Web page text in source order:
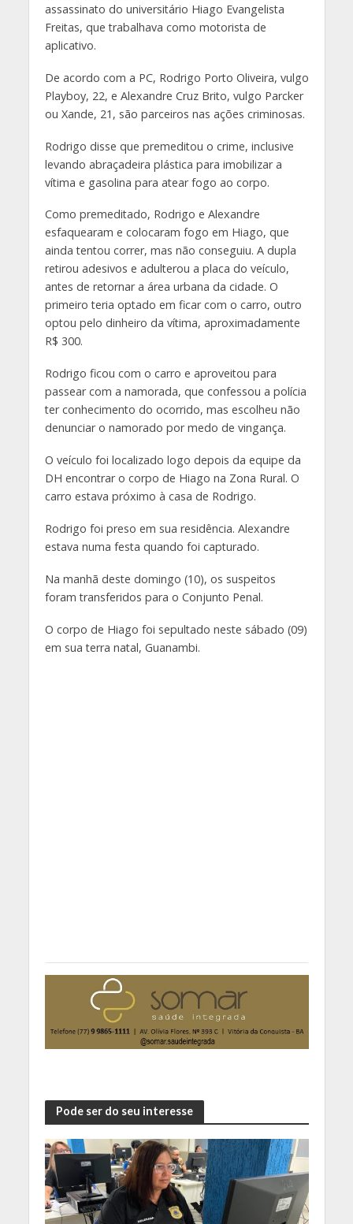
assassinato do universitário Hiago Evangelista
Freitas, que trabalhava como motorista de
aplicativo.
De acordo com a PC, Rodrigo Porto Oliveira, vulgo
Playboy, 22, e Alexandre Cruz Brito, vulgo Parcker
ou Xande, 21, são parceiros nas ações criminosas.
Rodrigo disse que premeditou o crime, inclusive
levando abraçadeira plástica para imobilizar a
vítima e gasolina para atear fogo ao corpo.
Como premeditado, Rodrigo e Alexandre
esfaquearam e colocaram fogo em Hiago, que
ainda tentou correr, mas não conseguiu. A dupla
retirou adesivos e adulterou a placa do veículo,
antes de retornar a área urbana da cidade. O
primeiro teria optado em ficar com o carro, outro
optou pelo dinheiro da vítima, aproximadamente
R$ 300.
Rodrigo ficou com o carro e aproveitou para
passear com a namorada, que confessou a polícia
ter conhecimento do ocorrido, mas escolheu não
denunciar o namorado por medo de vingança.
O veículo foi localizado logo depois da equipe da
DH encontrar o corpo de Hiago na Zona Rural. O
carro estava próximo à casa de Rodrigo.
Rodrigo foi preso em sua residência. Alexandre
estava numa festa quando foi capturado.
Na manhã deste domingo (10), os suspeitos
foram transferidos para o Conjunto Penal.
O corpo de Hiago foi sepultado neste sábado (09)
em sua terra natal, Guanambi.
Pode ser do seu interesse